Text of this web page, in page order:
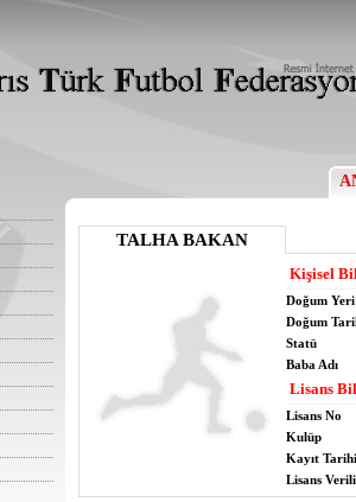
TALHA BAKAN
Kişisel
Doğum Yeri
Doğum
Statü
Baba Adı
Lisans
Lisans No
Kulüp
Kayıt Tarihi
Lisans